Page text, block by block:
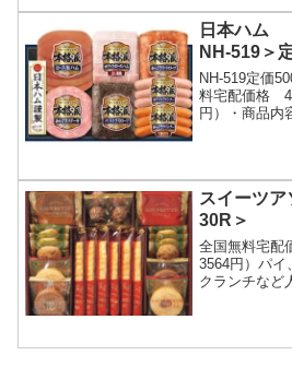
きか...
日本ハム
NH-519＞
NH-519定価
料宅配価格
円）・商品内
スイーツ
30R＞
全国無料宅
3564円）パイ
クランチなど